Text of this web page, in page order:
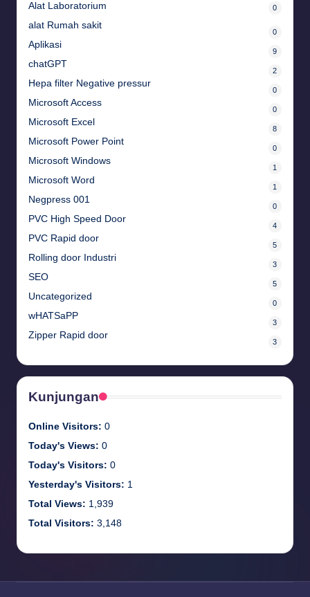
Alat Laboratorium 0
alat Rumah sakit
0
Aplikasi
9
chatGPT
2
Hepa filter Negative pressur
0
Microsoft Access
0
Microsoft Excel
8
Microsoft Power Point
0
Microsoft Windows
1
Microsoft Word
1
Negpress 001
0
PVC High Speed Door
4
PVC Rapid door
5
Rolling door Industri
3
SEO
5
Uncategorized
0
wHATSaPP
3
Zipper Rapid door
3
Kunjungan
Online Visitors: 0
Today's Views: 0
Today's Visitors: 0
Yesterday's Visitors: 1
Total Views: 1,939
Total Visitors: 3,148